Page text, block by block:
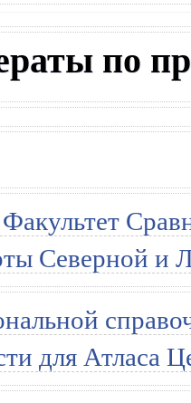
по
Северной и
для Атласа